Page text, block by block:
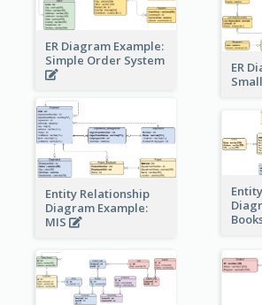
ER Diagram Example:
Simple Order System
ER
Entity Relationship
Diagram Example:
MIS